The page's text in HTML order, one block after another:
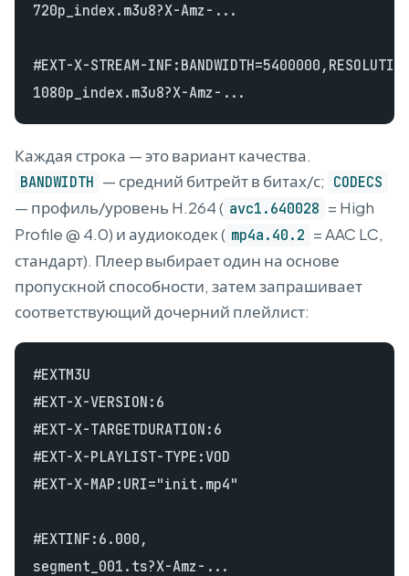
720p_index.m3u8?X-Amz-...
#EXT-X-STREAM-
Каждая строка — это вариант качества.
BANDWIDTH — средний битрейт в битах/с; CODECS
— профиль/уровень H.264 ( avc1.640028 = High
Profile @ 4.0) и аудиокодек ( mp4a.40.2 = AAC LC,
стандарт). Плеер выбирает один на основе
пропускной способности, затем запрашивает
соответствующий дочерний плейлист:
#EXTM3U
#EXT-X-VERSION:6
#EXT-X-TARGETDURATION:6
#EXT-X-PLAYLIST-TYPE:VOD
#EXT-X-MAP:URI="init.mp4"
#EXTINF:6.000,
segment_001.ts?X-Amz-...